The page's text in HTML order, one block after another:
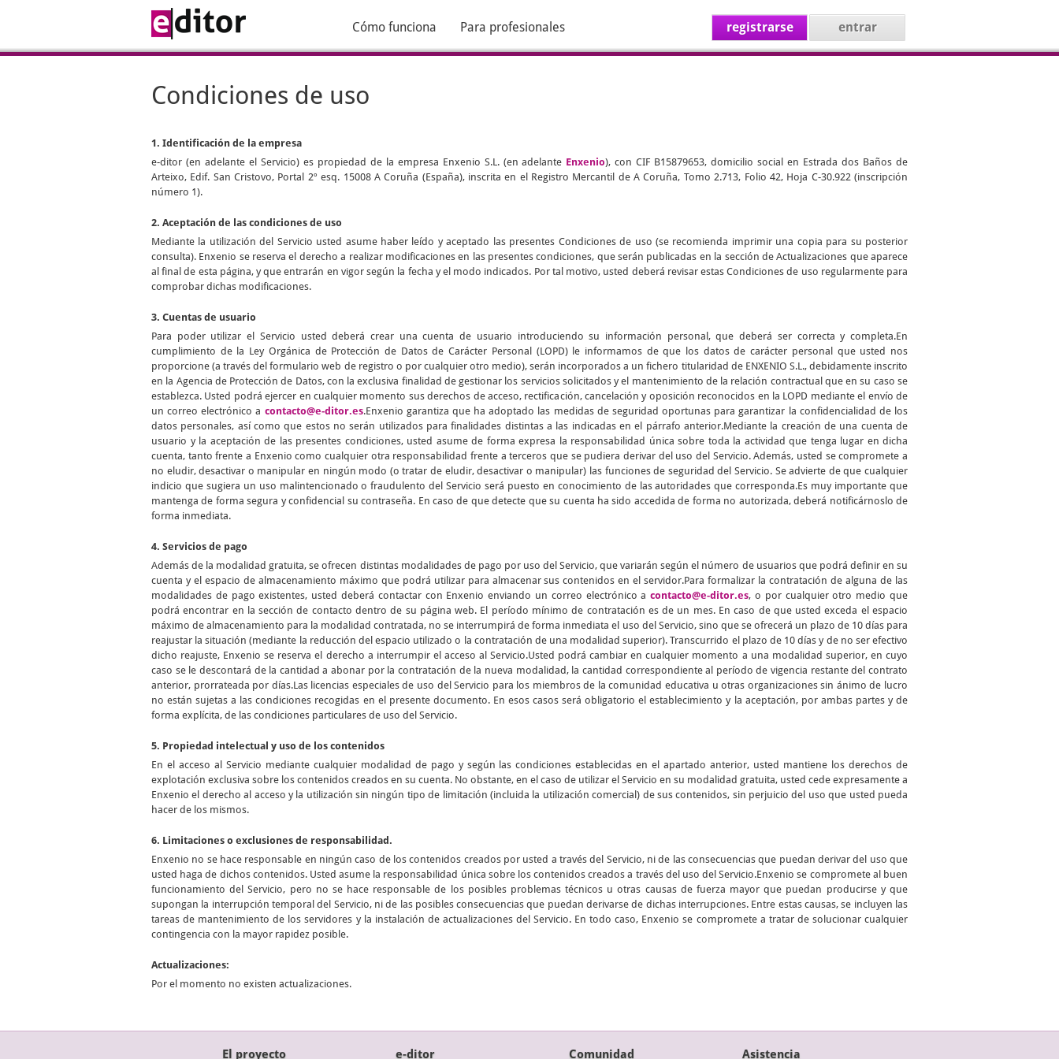
Cómo funciona Para profesionales registrarse entrar
Condiciones de uso
1. Identificación de la empresa
e-ditor (en adelante el Servicio) es propiedad de la empresa Enxenio S.L. (en adelante Enxenio), con CIF B15879653, domicilio social en Estrada dos Baños de
Arteixo, Edif. San Cristovo, Portal 2º esq. 15008 A Coruña (España), inscrita en el Registro Mercantil de A Coruña, Tomo 2.713, Folio 42, Hoja C-30.922 (inscripción
número 1).
2. Aceptación de las condiciones de uso
Mediante la utilización del Servicio usted asume haber leído y aceptado las presentes Condiciones de uso (se recomienda imprimir una copia para su posterior
consulta). Enxenio se reserva el derecho a realizar modificaciones en las presentes condiciones, que serán publicadas en la sección de Actualizaciones que aparece
al final de esta página, y que entrarán en vigor según la fecha y el modo indicados. Por tal motivo, usted deberá revisar estas Condiciones de uso regularmente para
comprobar dichas modificaciones.
3. Cuentas de usuario
Para poder utilizar el Servicio usted deberá crear una cuenta de usuario introduciendo su información personal, que deberá ser correcta y completa.En
cumplimiento de la Ley Orgánica de Protección de Datos de Carácter Personal (LOPD) le informamos de que los datos de carácter personal que usted nos
proporcione (a través del formulario web de registro o por cualquier otro medio), serán incorporados a un fichero titularidad de ENXENIO S.L., debidamente inscrito
en la Agencia de Protección de Datos, con la exclusiva finalidad de gestionar los servicios solicitados y el mantenimiento de la relación contractual que en su caso se
establezca. Usted podrá ejercer en cualquier momento sus derechos de acceso, rectificación, cancelación y oposición reconocidos en la LOPD mediante el envío de
un correo electrónico a contacto@e-ditor.es.Enxenio garantiza que ha adoptado las medidas de seguridad oportunas para garantizar la confidencialidad de los
datos personales, así como que estos no serán utilizados para finalidades distintas a las indicadas en el párrafo anterior.Mediante la creación de una cuenta de
usuario y la aceptación de las presentes condiciones, usted asume de forma expresa la responsabilidad única sobre toda la actividad que tenga lugar en dicha
cuenta, tanto frente a Enxenio como cualquier otra responsabilidad frente a terceros que se pudiera derivar del uso del Servicio. Además, usted se compromete a
no eludir, desactivar o manipular en ningún modo (o tratar de eludir, desactivar o manipular) las funciones de seguridad del Servicio. Se advierte de que cualquier
indicio que sugiera un uso malintencionado o fraudulento del Servicio será puesto en conocimiento de las autoridades que corresponda.Es muy importante que
mantenga de forma segura y confidencial su contraseña. En caso de que detecte que su cuenta ha sido accedida de forma no autorizada, deberá notificárnoslo de
forma inmediata.
4. Servicios de pago
Además de la modalidad gratuita, se ofrecen distintas modalidades de pago por uso del Servicio, que variarán según el número de usuarios que podrá definir en su
cuenta y el espacio de almacenamiento máximo que podrá utilizar para almacenar sus contenidos en el servidor.Para formalizar la contratación de alguna de las
modalidades de pago existentes, usted deberá contactar con Enxenio enviando un correo electrónico acontacto@e-ditor.es, o por cualquier otro medio que
podrá encontrar en la sección de contacto dentro de su página web. El período mínimo de contratación es de un mes. En caso de que usted exceda el espacio
máximo de almacenamiento para la modalidad contratada, no se interrumpirá de forma inmediata el uso del Servicio, sino que se ofrecerá un plazo de 10 días para
reajustar la situación (mediante la reducción del espacio utilizado o la contratación de una modalidad superior). Transcurrido el plazo de 10 días y de no ser efectivo
dicho reajuste, Enxenio se reserva el derecho a interrumpir el acceso al Servicio.Usted podrá cambiar en cualquier momento a una modalidad superior, en cuyo
caso se le descontará de la cantidad a abonar por la contratación de la nueva modalidad, la cantidad correspondiente al período de vigencia restante del contrato
anterior, prorrateada por días.Las licencias especiales de uso del Servicio para los miembros de la comunidad educativa u otras organizaciones sin ánimo de lucro
no están sujetas a las condiciones recogidas en el presente documento. En esos casos será obligatorio el establecimiento y la aceptación, por ambas partes y de
forma explícita, de las condiciones particulares de uso del Servicio.
5. Propiedad intelectual y uso de los contenidos
En el acceso al Servicio mediante cualquier modalidad de pago y según las condiciones establecidas en el apartado anterior, usted mantiene los derechos de
explotación exclusiva sobre los contenidos creados en su cuenta. No obstante, en el caso de utilizar el Servicio en su modalidad gratuita, usted cede expresamente a
Enxenio el derecho al acceso y la utilización sin ningún tipo de limitación (incluida la utilización comercial) de sus contenidos, sin perjuicio del uso que usted pueda
hacer de los mismos.
6. Limitaciones o exclusiones de responsabilidad.
Enxenio no se hace responsable en ningún caso de los contenidos creados por usted a través del Servicio, ni de las consecuencias que puedan derivar del uso que
usted haga de dichos contenidos. Usted asume la responsabilidad única sobre los contenidos creados a través del uso del Servicio.Enxenio se compromete al buen
funcionamiento del Servicio, pero no se hace responsable de los posibles problemas técnicos u otras causas de fuerza mayor que puedan producirse y que
supongan la interrupción temporal del Servicio, ni de las posibles consecuencias que puedan derivarse de dichas interrupciones. Entre estas causas, se incluyen las
tareas de mantenimiento de los servidores y la instalación de actualizaciones del Servicio. En todo caso, Enxenio se compromete a tratar de solucionar cualquier
contingencia con la mayor rapidez posible.
Actualizaciones:
Por el momento no existen actualizaciones.
El proyecto e-ditor Comunidad Asistencia